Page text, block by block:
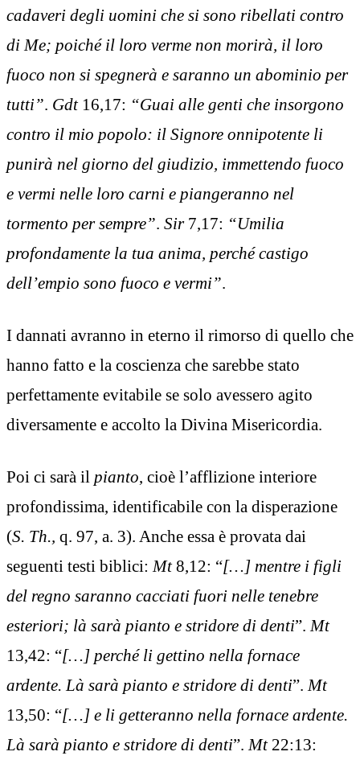
cadaveri degli uomini che si sono ribellati contro
di Me; poiché il loro verme non morirà, il loro
fuoco non si spegnerà e saranno un abominio per
tutti”. Gdt16,17: “Guai alle genti che insorgono
contro il mio popolo: il Signore onnipotente li
punirà nel giorno del giudizio, immettendo fuoco
e vermi nelle loro carni e piangeranno nel
tormento per sempre”. Sir 7,17: “Umilia
profondamente la tua anima, perché castigo
dell’empio sono fuoco e vermi”.
I dannati avranno in eterno il rimorso di quello che
hanno fatto e la coscienza che sarebbe stato
perfettamente evitabile se solo avessero agito
diversamente e accolto la Divina Misericordia.
Poi ci sarà il pianto, cioè l’afflizione interiore
profondissima, identificabile con la disperazione
(S. Th., q. 97, a. 3). Anche essa è provata dai
seguenti testi biblici: Mt8,12: “[…] mentre i figli
del regno saranno cacciati fuori nelle tenebre
esteriori; là sarà pianto e stridore di denti”. Mt
13,42: “[…] perché li gettino nella fornace
ardente. Là sarà pianto e stridore di denti”. Mt
13,50: “[…] e li getteranno nella fornace ardente.
Là sarà pianto e stridore di denti”. Mt22:13: